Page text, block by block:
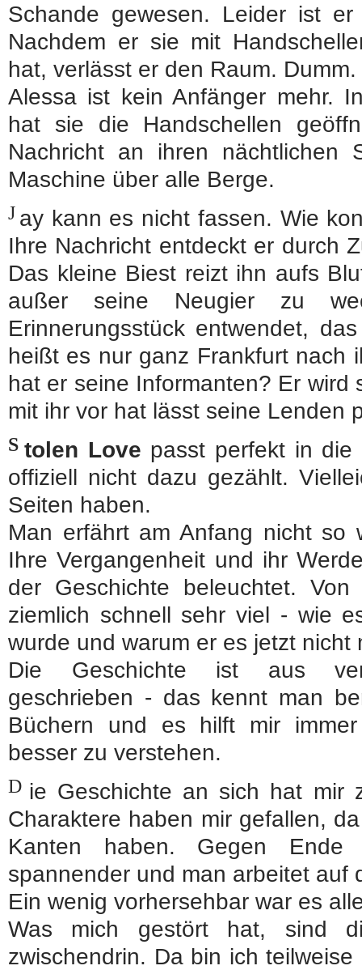
Schande gewesen. Leider ist
Nachdem er sie mit
hat, verlässt er den Raum. Dumm.
Alessa ist kein Anfänger mehr.
hat sie die Handschellen
Nachricht an ihren nächtlichen
Maschine über alle Berge.
J ay kann es nicht fassen. Wie
Ihre Nachricht entdeckt er durch
Das kleine Biest reizt ihn aufs
außer seine Neugier zu
Erinnerungsstück entwendet,
heißt es nur ganz Frankfurt nach
hat er seine Informanten? Er
mit ihr vor hat lässt seine Lenden
S tolen Love passt perfekt in die
offiziell nicht dazu gezählt.
Seiten haben.
Man erfährt am Anfang nicht so
Ihre Vergangenheit und ihr
der Geschichte beleuchtet.
ziemlich schnell sehr viel - wie
wurde und warum er es jetzt nicht
Die Geschichte ist aus
geschrieben - das kennt man
Büchern und es hilft mir
besser zu verstehen.
D ie Geschichte an sich hat mir
Charaktere haben mir gefallen,
Kanten haben. Gegen
spannender und man arbeitet auf
Ein wenig vorhersehbar war es
Was mich gestört hat, sind
zwischendrin. Da bin ich